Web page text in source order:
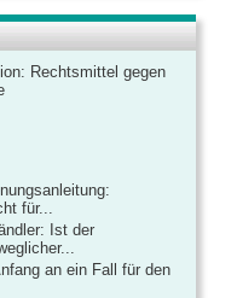
Rechtsmittel gegen
für...
Ist der
an ein Fall für den